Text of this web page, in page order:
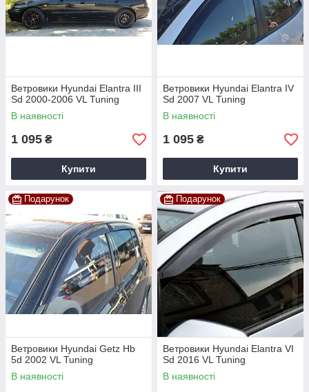
Ветровики Hyundai Elantra III
Sd 2000-2006 VL Tuning
В наявності
1 095 ₴
Купити
Ветровики Hyundai Elantra IV
Sd 2007 VL Tuning
В наявності
1 095 ₴
Купити
Подарунок
Ветровики Hyundai Getz Hb
5d 2002 VL Tuning
В наявності
Подарунок
Ветровики Hyundai Elantra VI
Sd 2016 VL Tuning
В наявності